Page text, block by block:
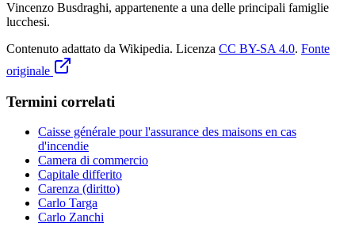
Vincenzo Busdraghi, appartenente a una delle principali famiglie
lucchesi.
Contenuto adattato da Wikipedia. Licenza CC BY-SA 4.0. Fonte
originale
Termini correlati
Caisse générale pour l'assurance des maisons en cas
d'incendie
Camera di commercio
Capitale differito
Carenza (diritto)
Carlo Targa
Carlo Zanchi